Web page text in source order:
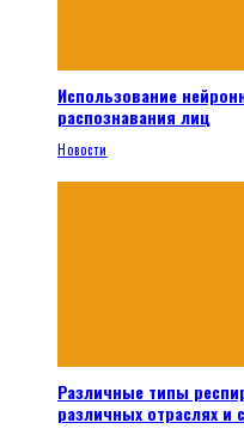
Использование
распознавания лиц
Новости
Различные типы
различных отраслях и